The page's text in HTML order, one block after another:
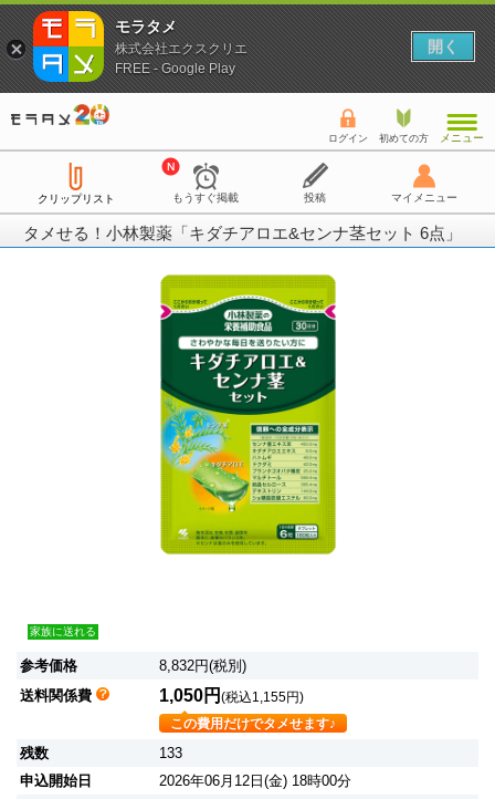
ログイン 初めての方 メニュー
クリップリスト もうすぐ掲載 投稿 マイメニュー
タメせる！小林製薬「キダチアロエ&センナ茎セット 6点」
家族に送れる
参考価格
8,832円(税別)
送料関係費
1,050円 (税込1,155円)
この費用だけでタメせます♪
残数
133
申込開始日
2026年06月12日(金) 18時00分
モラタメ
株式会社エクスクリエ
FREE - Google Play
開く